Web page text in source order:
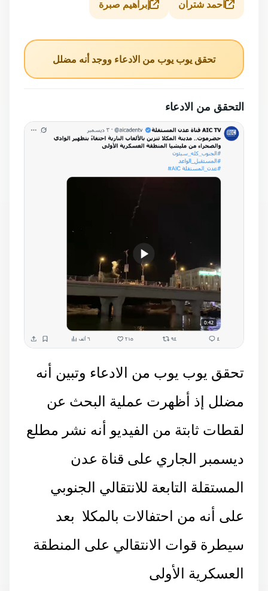
احمد شتران إبراهيم صبرة
تحقق يوب يوب من الادعاء ووجد أنه مضلل
التحقق من الادعاء
تحقق يوب يوب من الادعاء وتبين أنه
مضلل إذ أظهرت عملية البحث عن
لقطات ثابتة من الفيديو أنه نشر مطلع
ديسمبر الجاري على قناة عدن
المستقلة التابعة للانتقالي الجنوبي
على أنه من احتفالات بالمكلا بعد
سيطرة قوات الانتقالي على المنطقة
العسكرية الأولى